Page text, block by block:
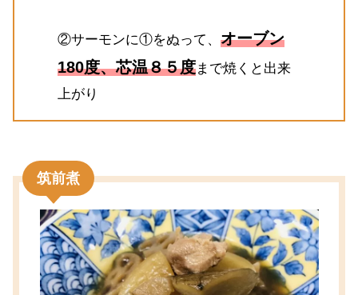
②サーモンに①をぬって、オーブン
180度、芯温８５度まで焼くと出来
上がり
筑前煮